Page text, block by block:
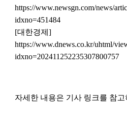
https://www.newsgn.com/news/
idxno=451484
[대한경제]
https://www.dnews.co.kr/uhtml/
idxno=202411252235307800757
자세한 내용은 기사 링크를 참